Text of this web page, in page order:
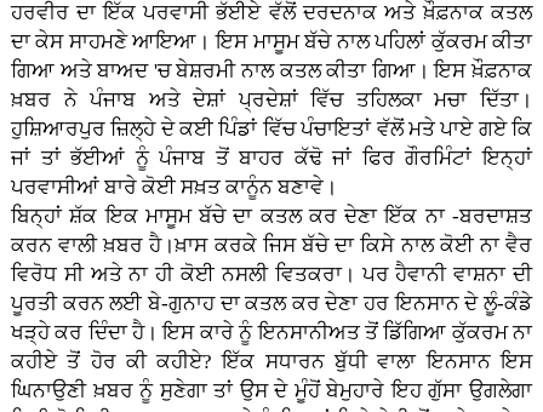
ਹਰਵੀਰ ਦਾ ਇੱਕ ਪਰਵਾਸੀ ਭੱਈਏ ਵੱਲੋਂ ਦਰਦਨਾਕ ਅਤੇ ਖ਼ੌਫ਼ਨਾਕ ਕਤਲ
ਦਾ ਕੇਸ ਸਾਹਮਣੇ ਆਇਆ। ਇਸ ਮਾਸੂਮ ਬੱਚੇ ਨਾਲ ਪਹਿਲਾਂ ਕੁੱਕਰਮ ਕੀਤਾ
ਗਿਆ ਅਤੇ ਬਾਅਦ 'ਚ ਬੇਸ਼ਰਮੀ ਨਾਲ ਕਤਲ ਕੀਤਾ ਗਿਆ। ਇਸ ਖ਼ੌਫ਼ਨਾਕ
ਖ਼ਬਰ ਨੇ ਪੰਜਾਬ ਅਤੇ ਦੇਸ਼ਾਂ ਪ੍ਰਦੇਸ਼ਾਂ ਵਿੱਚ ਤਹਿਲਕਾ ਮਚਾ ਦਿੱਤਾ।
ਹੁਸ਼ਿਆਰਪੁਰ ਜ਼ਿਲ੍ਹੇ ਦੇ ਕਈ ਪਿੰਡਾਂ ਵਿੱਚ ਪੰਚਾਇਤਾਂ ਵੱਲੋਂ ਮਤੇ ਪਾਏ ਗਏ ਕਿ
ਜਾਂ ਤਾਂ ਭੱਈਆਂ ਨੂੰ ਪੰਜਾਬ ਤੋਂ ਬਾਹਰ ਕੱਢੋ ਜਾਂ ਫਿਰ ਗੌਰਮਿੰਟਾਂ ਇਨ੍ਹਾਂ
ਪਰਵਾਸੀਆਂ ਬਾਰੇ ਕੋਈ ਸਖ਼ਤ ਕਾਨੂੰਨ ਬਣਾਵੇ।
ਬਿਨ੍ਹਾਂ ਸ਼ੱਕ ਇਕ ਮਾਸੂਮ ਬੱਚੇ ਦਾ ਕਤਲ ਕਰ ਦੇਣਾ ਇੱਕ ਨਾ -ਬਰਦਾਸ਼ਤ
ਕਰਨ ਵਾਲੀ ਖ਼ਬਰ ਹੈ।ਖ਼ਾਸ ਕਰਕੇ ਜਿਸ ਬੱਚੇ ਦਾ ਕਿਸੇ ਨਾਲ ਕੋਈ ਨਾ ਵੈਰ
ਵਿਰੋਧ ਸੀ ਅਤੇ ਨਾ ਹੀ ਕੋਈ ਨਸਲੀ ਵਿਤਕਰਾ। ਪਰ ਹੈਵਾਨੀ ਵਾਸ਼ਨਾ ਦੀ
ਪੂਰਤੀ ਕਰਨ ਲਈ ਬੇ-ਗੁਨਾਹ ਦਾ ਕਤਲ ਕਰ ਦੇਣਾ ਹਰ ਇਨਸਾਨ ਦੇ ਲੂੰ-ਕੰਡੇ
ਖੜ੍ਹੇ ਕਰ ਦਿੰਦਾ ਹੈ। ਇਸ ਕਾਰੇ ਨੂੰ ਇਨਸਾਨੀਅਤ ਤੋਂ ਡਿੱਗਿਆ ਕੁੱਕਰਮ ਨਾ
ਕਹੀਏ ਤੋਂ ਹੋਰ ਕੀ ਕਹੀਏ? ਇੱਕ ਸਧਾਰਨ ਬੁੱਧੀ ਵਾਲਾ ਇਨਸਾਨ ਇਸ
ਘਿਨਾਉਣੀ ਖ਼ਬਰ ਨੂੰ ਸੁਣੇਗਾ ਤਾਂ ਉਸ ਦੇ ਮੂੰਹੋਂ ਬੇਮੁਹਾਰੇ ਇਹ ਗੁੱਸਾ ਉਗਲੇਗਾ